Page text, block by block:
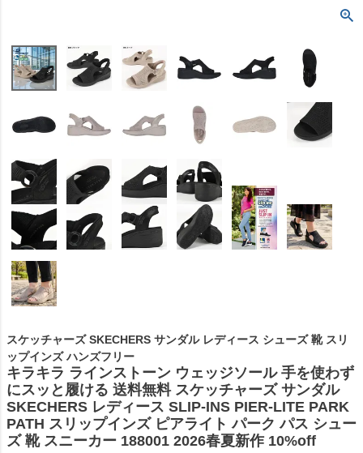
スケッチャーズ SKECHERS サンダル レディース シューズ 靴 スリ
ップインズ ハンズフリー
キラキラ ラインストーン ウェッジソール 手を使わず
にスッと履ける 送料無料 スケッチャーズ サンダル
SKECHERS レディース SLIP-INS PIER-LITE PARK
PATH スリップインズ ピアライト パーク パス シュー
ズ 靴 スニーカー 188001 2026春夏新作 10%off